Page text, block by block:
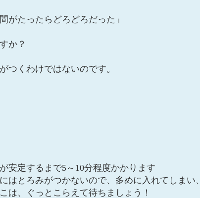
がたったらどろどろだった」
か？
つくわけではないのです。
安定するまで5～10分程度かかります
とろみがつかないので、多めに入れてしまい、
は、ぐっとこらえて待ちましょう！